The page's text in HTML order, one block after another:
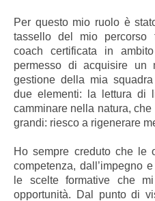
Per questo mio ruolo è
tassello del mio percorso
coach certificata in
permesso di acquisire un
gestione della mia
due elementi: la lettura di
camminare nella natura,
grandi: riesco a rigenerare
Ho sempre creduto che le
competenza, dall’impegno
le scelte formative che
opportunità. Dal punto di